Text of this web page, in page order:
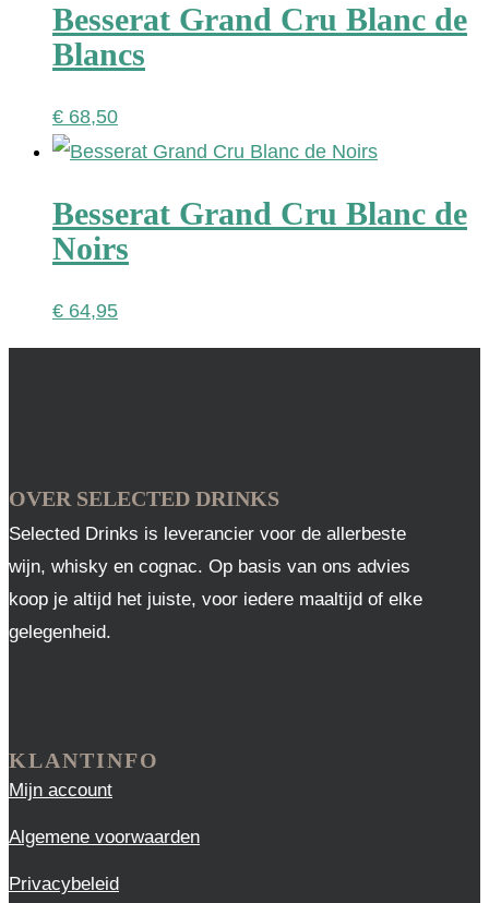
€ 44,95.€ 36,95.
Besserat Grand Cru Blanc de
Blancs
€ 68,50
Besserat Grand Cru Blanc de
Noirs
€ 64,95
OVER SELECTED DRINKS
Selected Drinks is leverancier voor de allerbeste
wijn, whisky en cognac. Op basis van ons advies
koop je altijd het juiste, voor iedere maaltijd of elke
gelegenheid.
KLANTINFO
Mijn account
Algemene voorwaarden
Privacybeleid